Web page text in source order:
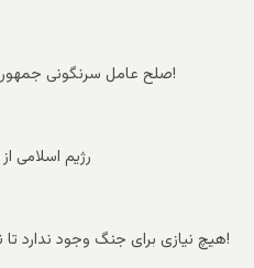
صلح عامل سرنگونی جمهوری اسلامی است نه جنگ!
رژیم اسلامی
هیچ نیازی برای جنگ وجود ندارد تا نظام حاکم سرنگون گردد!